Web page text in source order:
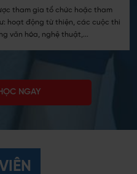
tham gia tổ chức hoặc tham
hoạt động từ thiện, các cuộc thi
văn hóa, nghệ thuật,...
NGAY